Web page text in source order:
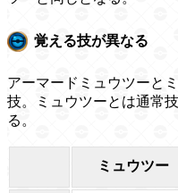
覚える技が異なる
アーマードミュウツーと
技。ミュウツーとは通常
る。
ミュウツー